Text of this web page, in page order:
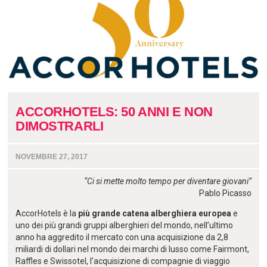
ACCORHOTELS: 50 ANNI E NON
DIMOSTRARLI
NOVEMBRE 27, 2017
“Ci si mette molto tempo per diventare giovani”
Pablo Picasso
AccorHotels è la più grande catena alberghiera europea e
uno dei più grandi gruppi alberghieri del mondo, nell’ultimo
anno ha aggredito il mercato con una acquisizione da 2,8
miliardi di dollari nel mondo dei marchi di lusso come Fairmont,
Raffles e Swissotel, l’acquisizione di compagnie di viaggio